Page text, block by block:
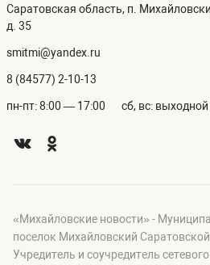
Саратовская область, п.
д. 35
smitmi@yandex.ru
8 (84577) 2-10-13
пн-пт: 8:00 — 17:00 сб, вс: выходной
«Михайловские новости» -
поселок Михайловский
Учредитель и соучредитель